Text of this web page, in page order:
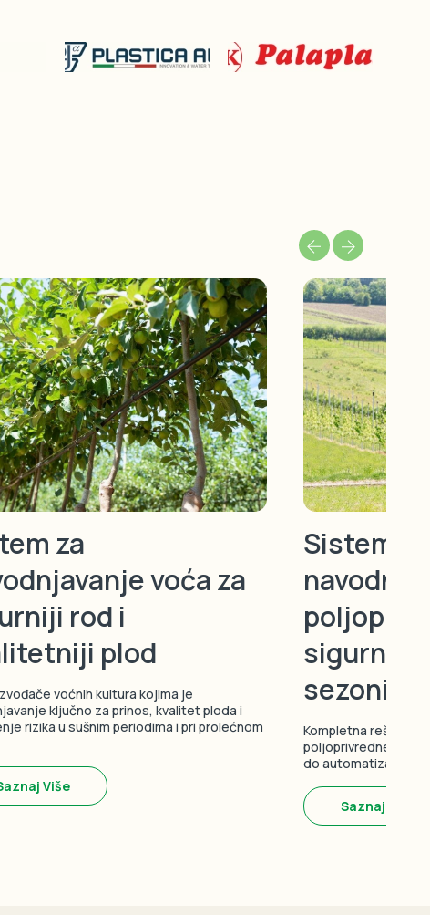
za
voća za
rod i
plod
voćnih kultura kojima je
ključno za prinos, kvalitet ploda i
rizika u sušnim periodima i pri prolećnom
Više
Sistem za
sigurniji
sezoni
Kompletna rešenja
poljoprivredne
do automatizacije i
Saznaj Više